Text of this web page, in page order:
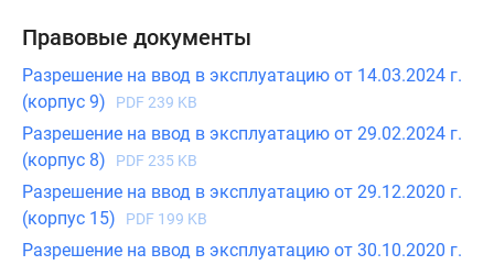
Правовые документы
Разрешение на ввод в эксплуатацию от 14.03.2024 г.
(корпус 9)
PDF 239 KB
Разрешение на ввод в эксплуатацию от 29.02.2024 г.
(корпус 8)
PDF 235 KB
Разрешение на ввод в эксплуатацию от 29.12.2020 г.
(корпус 15)
PDF 199 KB
Разрешение на ввод в эксплуатацию от 30.10.2020 г.